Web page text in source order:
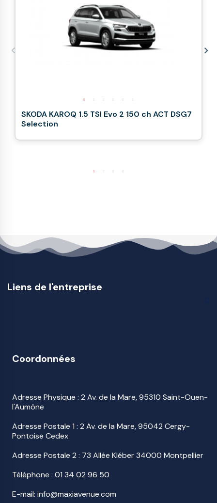
SKODA KAROQ 1.5 TSI Evo 2 150 ch ACT DSG7
Selection
Liens de l'entreprise
Coordonnées
Adresse Physique : 2 Av. de la Mare, 95310 Saint-Ouen-
l'Aumône
Adresse Postale 1 : 2 Av. de la Mare, 95042 Cergy-
Pontoise Cedex
Adresse Postale 2 : 73 Allée Kléber 34000 Montpellier
Téléphone : 01 34 02 96 50
E-mail: info@maxiavenue.com